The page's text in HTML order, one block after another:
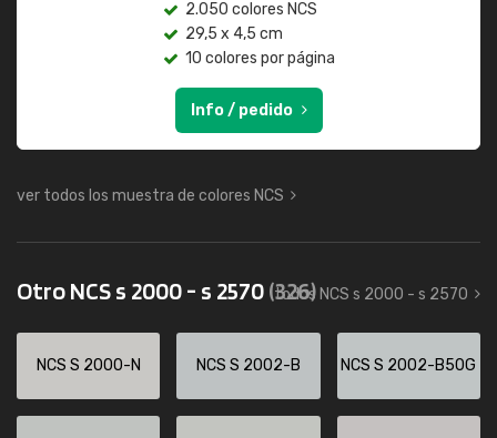
2.050 colores NCS
29,5 x 4,5 cm
10 colores por página
Info / pedido
ver todos los muestra de colores NCS
Otro NCS s 2000 - s 2570(326)
todos NCS s 2000 - s 2570
NCS S 2000-N NCS S 2002-B NCS S 2002-B50G